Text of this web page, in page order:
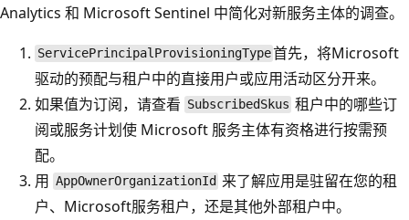
Analytics 和 Microsoft Sentinel 中简化对新服务主体的调查。
ServicePrincipalProvisioningType首先，将Microsoft
驱动的预配与租户中的直接用户或应用活动区分开来。
如果值为订阅，请查看 SubscribedSkus 租户中的哪些订
阅或服务计划使 Microsoft 服务主体有资格进行按需预
配。
用 AppOwnerOrganizationId 来了解应用是驻留在您的租
户、Microsoft服务租户，还是其他外部租户中。